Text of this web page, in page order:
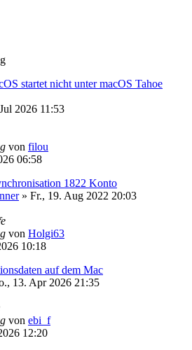
startet nicht unter macOS Tahoe
2026 11:53
von filou
06:58
1822 Konto
» Fr., 19. Aug 2022 20:03
von Holgi63
10:18
auf dem Mac
13. Apr 2026 21:35
von ebi_f
12:20